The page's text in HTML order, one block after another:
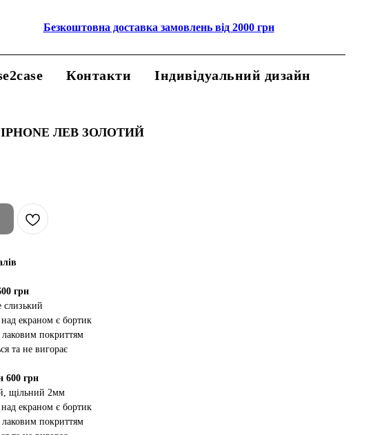
Безкоштовна доставка замовлень від 2000 грн
Контакти Індивідуальний дизайн
ЛЕВ ЗОЛОТИЙ
грн
слизький
екраном є бортик
покриттям
та не вигорає
600 грн
щільний 2мм
екраном є бортик
покриттям